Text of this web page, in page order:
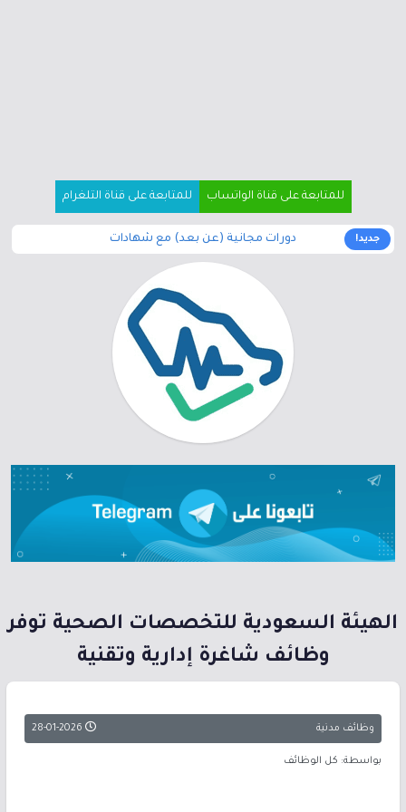
للمتابعة على قناة الواتساب للمتابعة على قناة التلغرام
جديد! دورات مجانية (عن بعد) مع شهادات
الهيئة السعودية للتخصصات الصحية توفر
وظائف شاغرة إدارية وتقنية
وظائف مدنية 28-01-2026
بواسطة: كل الوظائف